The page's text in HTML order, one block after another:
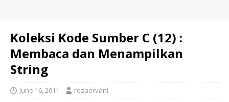
Koleksi Kode Sumber C (12) :
Membaca dan Menampilkan
String
June 16, 2011 rezaervani